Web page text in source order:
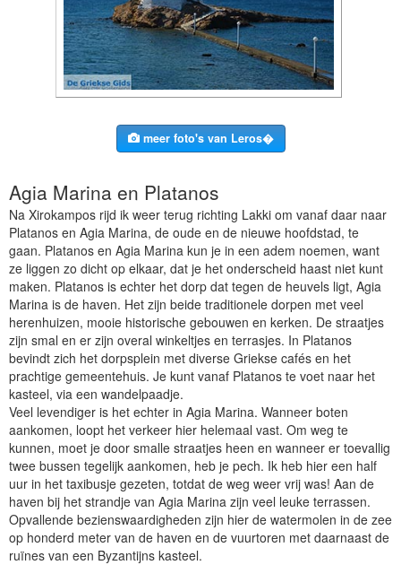
meer foto's van Leros�
Agia Marina en Platanos
Na Xirokampos rijd ik weer terug richting Lakki om vanaf daar naar
Platanos en Agia Marina, de oude en de nieuwe hoofdstad, te
gaan. Platanos en Agia Marina kun je in een adem noemen, want
ze liggen zo dicht op elkaar, dat je het onderscheid haast niet kunt
maken. Platanos is echter het dorp dat tegen de heuvels ligt, Agia
Marina is de haven. Het zijn beide traditionele dorpen met veel
herenhuizen, mooie historische gebouwen en kerken. De straatjes
zijn smal en er zijn overal winkeltjes en terrasjes. In Platanos
bevindt zich het dorpsplein met diverse Griekse cafés en het
prachtige gemeentehuis. Je kunt vanaf Platanos te voet naar het
kasteel, via een wandelpaadje.
Veel levendiger is het echter in Agia Marina. Wanneer boten
aankomen, loopt het verkeer hier helemaal vast. Om weg te
kunnen, moet je door smalle straatjes heen en wanneer er toevallig
twee bussen tegelijk aankomen, heb je pech. Ik heb hier een half
uur in het taxibusje gezeten, totdat de weg weer vrij was! Aan de
haven bij het strandje van Agia Marina zijn veel leuke terrassen.
Opvallende bezienswaardigheden zijn hier de watermolen in de zee
op honderd meter van de haven en de vuurtoren met daarnaast de
ruïnes van een Byzantijns kasteel.